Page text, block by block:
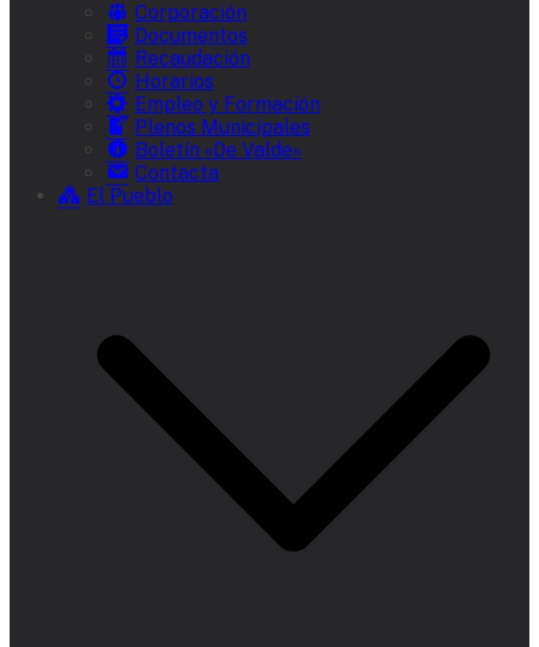
Corporación
Documentos
Recaudación
Horarios
Empleo y Formación
Plenos Municipales
Boletín «De Valde»
Contacta
El Pueblo